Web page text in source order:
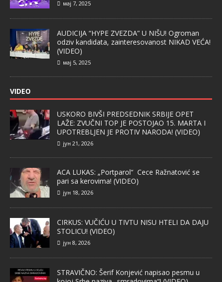
мај 7, 2025
AUDICIJA “HYPE ZVEZDA” U NIŠU! Ogroman
odziv kandidata, zainteresovanost NIKAD VEĆA!
(VIDEO)
мај 5, 2025
VIDEO
USKORO BIVŠI PREDSEDNIK SRBIJE OPET
LAŽE: ZVUČNI TOP JE POSTOJAO 15. MARTA I
UPOTREBLJEN JE PROTIV NARODA! (VIDEO)
јун 21, 2026
ACA LUKAS: „Portparol“ Cece Ražnatović se
pari sa kerovima! (VIDEO)
јун 18, 2026
CIRKUS: VUČIĆU U TIVTU NISU HTELI DA DAJU
STOLICU! (VIDEO)
јун 8, 2026
STRAVIČNO: Šerif Konjević napisao pesmu u